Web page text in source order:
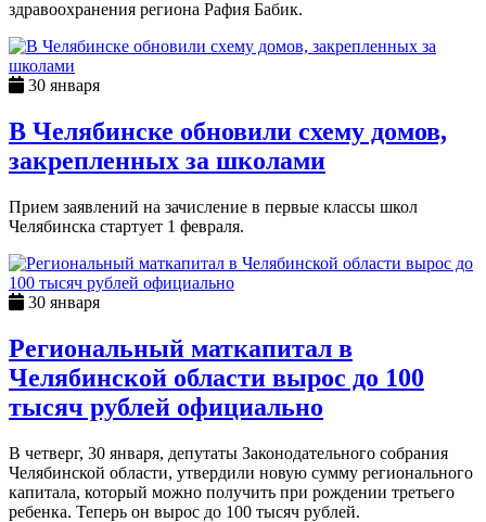
здравоохранения региона Рафия Бабик.
30 января
В Челябинске обновили схему домов,
закрепленных за школами
Прием заявлений на зачисление в первые классы школ
Челябинска стартует 1 февраля.
30 января
Региональный маткапитал в
Челябинской области вырос до 100
тысяч рублей официально
В четверг, 30 января, депутаты Законодательного собрания
Челябинской области, утвердили новую сумму регионального
капитала, который можно получить при рождении третьего
ребенка. Теперь он вырос до 100 тысяч рублей.